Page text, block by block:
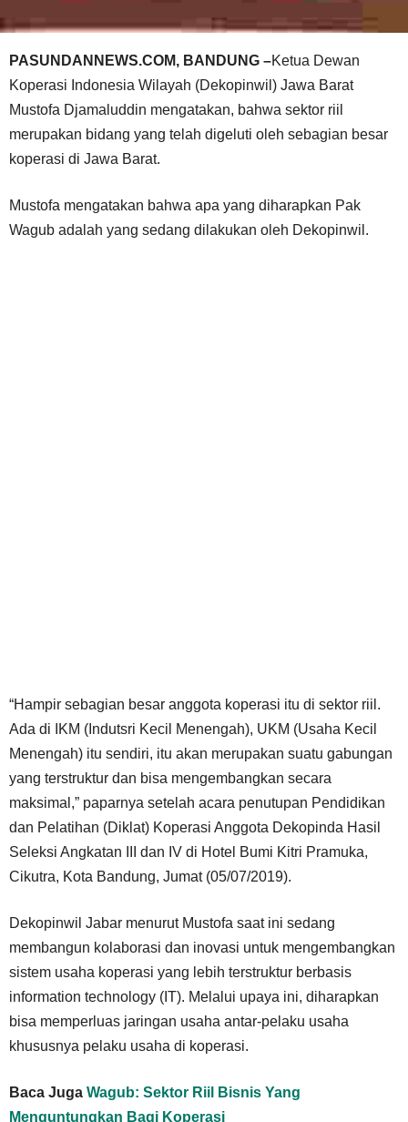
PASUNDANNEWS.COM, BANDUNG –Ketua Dewan
Koperasi Indonesia Wilayah (Dekopinwil) Jawa Barat
Mustofa Djamaluddin mengatakan, bahwa sektor riil
merupakan bidang yang telah digeluti oleh sebagian besar
koperasi di Jawa Barat.
Mustofa mengatakan bahwa apa yang diharapkan Pak
Wagub adalah yang sedang dilakukan oleh Dekopinwil.
“Hampir sebagian besar anggota koperasi itu di sektor riil.
Ada di IKM (Indutsri Kecil Menengah), UKM (Usaha Kecil
Menengah) itu sendiri, itu akan merupakan suatu gabungan
yang terstruktur dan bisa mengembangkan secara
maksimal,” paparnya setelah acara penutupan Pendidikan
dan Pelatihan (Diklat) Koperasi Anggota Dekopinda Hasil
Seleksi Angkatan III dan IV di Hotel Bumi Kitri Pramuka,
Cikutra, Kota Bandung, Jumat (05/07/2019).
Dekopinwil Jabar menurut Mustofa saat ini sedang
membangun kolaborasi dan inovasi untuk mengembangkan
sistem usaha koperasi yang lebih terstruktur berbasis
information technology (IT). Melalui upaya ini, diharapkan
bisa memperluas jaringan usaha antar-pelaku usaha
khususnya pelaku usaha di koperasi.
Baca Juga Wagub: Sektor Riil Bisnis Yang
Menguntungkan Bagi Koperasi